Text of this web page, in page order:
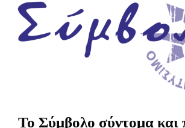
Το Σύμβολο σύντομα και